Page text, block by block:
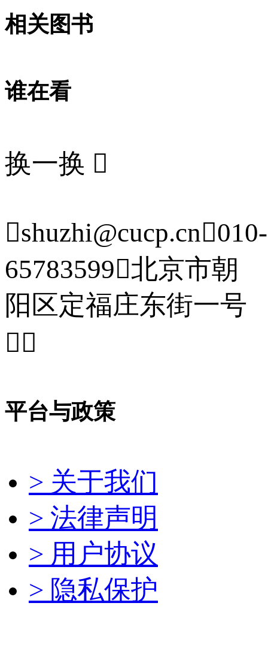
相关图书
谁在看
换一换 
shuzhi@cucp.cn010-
65783599北京市朝
阳区定福庄东街一号

平台与政策
> 关于我们
> 法律声明
> 用户协议
> 隐私保护